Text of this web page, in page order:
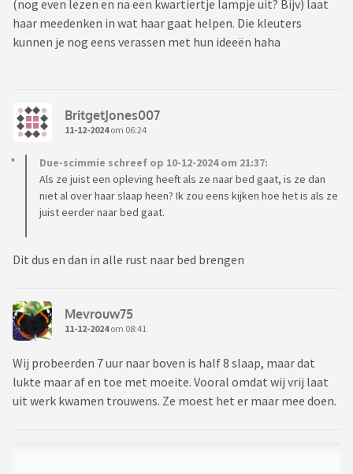
(nog even lezen en na een kwartiertje lampje uit? Bijv) laat
haar meedenken in wat haar gaat helpen. Die kleuters
kunnen je nog eens verassen met hun ideeën haha
BritgetJones007
11-12-2024om 06:24
Due-scimmie schreef op 10-12-2024 om 21:37:
Als ze juist een opleving heeft als ze naar bed gaat, is ze dan
niet al over haar slaap heen? Ik zou eens kijken hoe het is als ze
juist eerder naar bed gaat.
Dit dus en dan in alle rust naar bed brengen
Mevrouw75
11-12-2024om 08:41
Wij probeerden 7 uur naar boven is half 8 slaap, maar dat
lukte maar af en toe met moeite. Vooral omdat wij vrij laat
uit werk kwamen trouwens. Ze moest het er maar mee doen.